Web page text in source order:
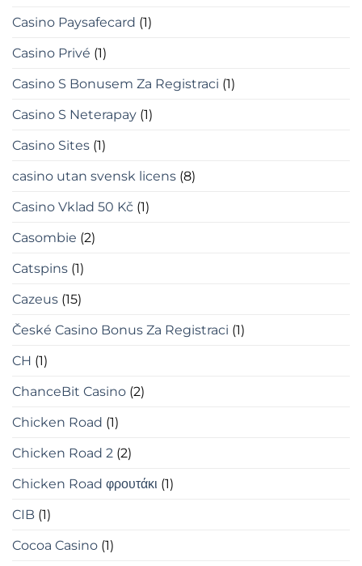
Casino Paysafecard (1)
Casino Privé (1)
Casino S Bonusem Za Registraci (1)
Casino S Neterapay (1)
Casino Sites (1)
casino utan svensk licens (8)
Casino Vklad 50 Kč (1)
Casombie (2)
Catspins (1)
Cazeus (15)
České Casino Bonus Za Registraci (1)
CH (1)
ChanceBit Casino (2)
Chicken Road (1)
Chicken Road 2 (2)
Chicken Road φρουτάκι (1)
CIB (1)
Cocoa Casino (1)